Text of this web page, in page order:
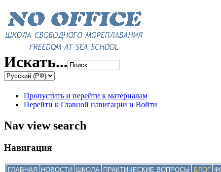
Искать...
Пропустить и перейти к материалам
Перейти к Главной навигации и Войти
Nav view search
Навигация
ГЛАВНАЯ НОВОСТИ ШКОЛА ПРАКТИЧЕСКИЕ ВОПРОСЫ БЛОГ